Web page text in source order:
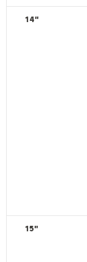
14"
15"